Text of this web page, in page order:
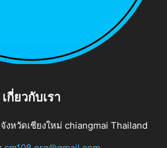
เกี่ยวกับเรา
งหวัดเชียงใหม่ chiangmai Thailand